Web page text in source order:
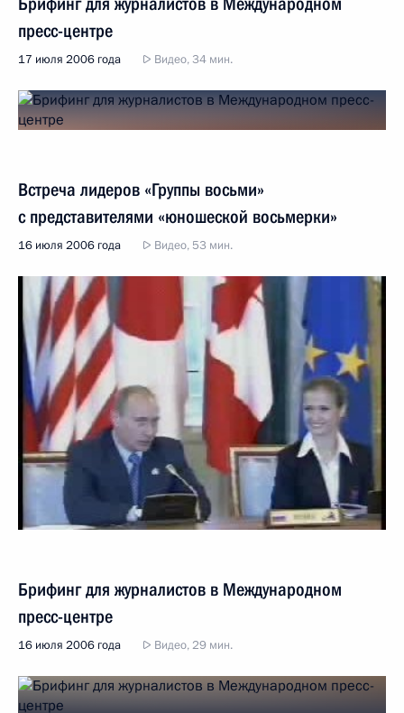
пресс-центре
17 июля 2006 года Видео, 34 мин.
Встреча лидеров «Группы восьми»
с представителями «юношеской восьмерки»
16 июля 2006 года Видео, 53 мин.
Брифинг для журналистов в Международном
пресс-центре
16 июля 2006 года Видео, 29 мин.